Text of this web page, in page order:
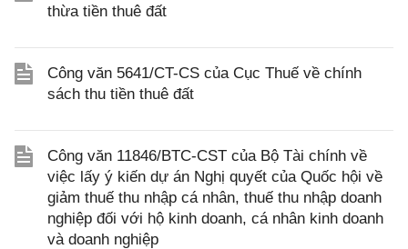
thừa tiền thuê đất
Công văn 5641/CT-CS của Cục Thuế về chính
sách thu tiền thuê đất
Công văn 11846/BTC-CST của Bộ Tài chính về
việc lấy ý kiến dự án Nghị quyết của Quốc hội về
giảm thuế thu nhập cá nhân, thuế thu nhập doanh
nghiệp đối với hộ kinh doanh, cá nhân kinh doanh
và doanh nghiệp